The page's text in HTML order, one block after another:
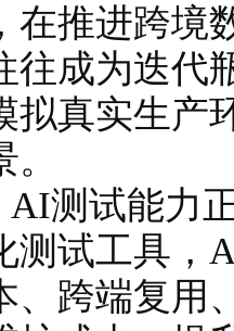
在推进跨境
往成为迭
拟真实生产
测试能力
测试工具，
、跨端复用